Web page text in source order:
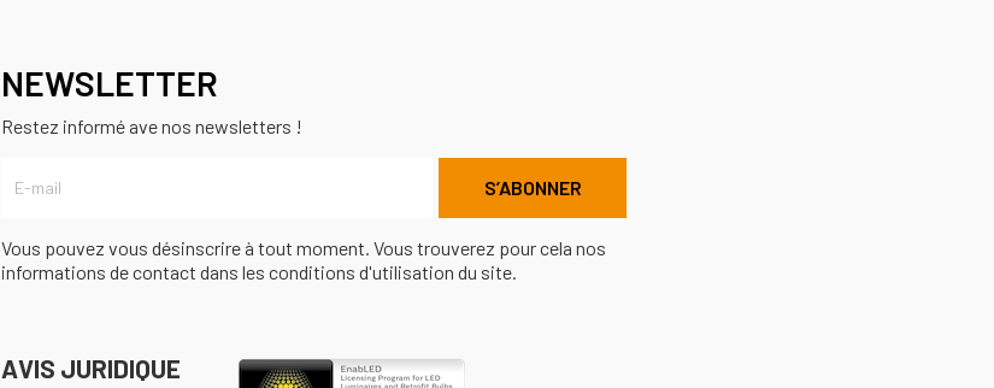
NEWSLETTER
Restez informé ave nos newsletters !
Vous pouvez vous désinscrire à tout moment. Vous trouverez pour cela nos
informations de contact dans les conditions d'utilisation du site.
AVIS JURIDIQUE